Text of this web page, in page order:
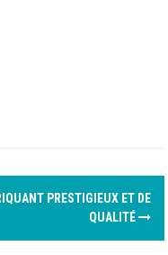
PRESTIGIEUX ET DE
QUALITÉ